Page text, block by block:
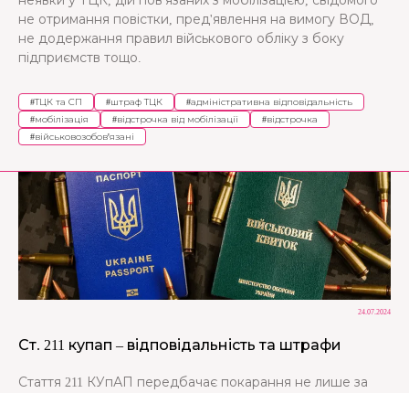
не отримання повістки, пред'явлення на вимогу ВОД,
не додержання правил військового обліку з боку
підприємств тощо.
#ТЦК та СП #штраф ТЦК #адміністративна відповідальність
#мобілізація #відстрочка від мобілізації #відстрочка
#військовозобов'язані
24.07.2024
Ст. 211 купап – відповідальність та штрафи
Стаття 211 КУпАП передбачає покарання не лише за